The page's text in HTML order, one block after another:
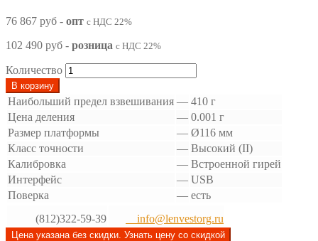
76 867 руб - опт с НДС 22%
102 490 руб - розница с НДС 22%
Количество
В корзину
Наибольший предел взвешивания — 410 г
Цена деления
— 0.001 г
Размер платформы
— Ø116 мм
Класс точности
— Высокий (II)
Калибровка
— Встроенной гирей
Интерфейс
— USB
Поверка
— есть
(812)322-59-39
info@lenvestorg.ru
Цена указана без скидки. Узнать цену со скидкой